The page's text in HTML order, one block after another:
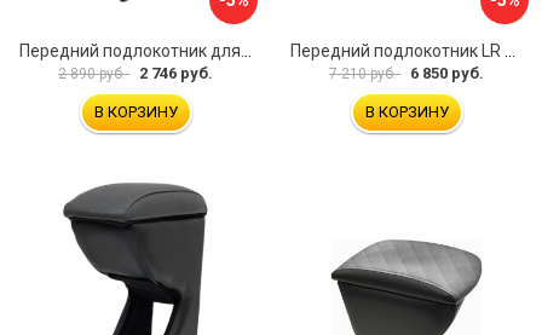
2 890 руб. 2 746 руб.
В КОРЗИНУ
7 210 руб. 6 850 руб.
В КОРЗИНУ